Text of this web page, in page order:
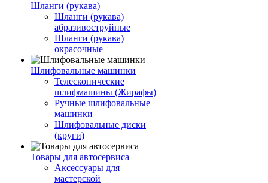
Шланги (рукава)
Шланги (рукава)
абразивоструйные
Шланги (рукава)
окрасочные
Шлифовальные машинки
Телескопические
шлифмашины (Жирафы)
Ручные шлифовальные
машинки
Шлифовальные диски
(круги)
Товары для автосервиса
Аксессуары для
мастерской